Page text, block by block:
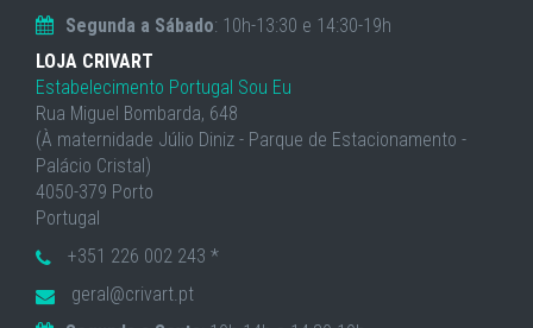
Segunda a Sábado: 10h-13:30 e 14:30-19h
LOJA CRIVART
Estabelecimento Portugal Sou Eu
Rua Miguel Bombarda, 648
(À maternidade Júlio Diniz - Parque de Estacionamento -
Palácio Cristal)
4050-379 Porto
Portugal
+351 226 002 243 *
geral@crivart.pt